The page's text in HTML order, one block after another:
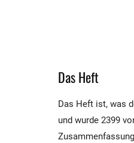
Das Heft
Das Heft ist, was
und wurde 2399